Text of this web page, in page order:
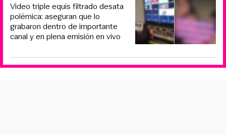
Video triple equis filtrado desata
polémica: aseguran que lo
grabaron dentro de importante
canal y en plena emisión en vivo